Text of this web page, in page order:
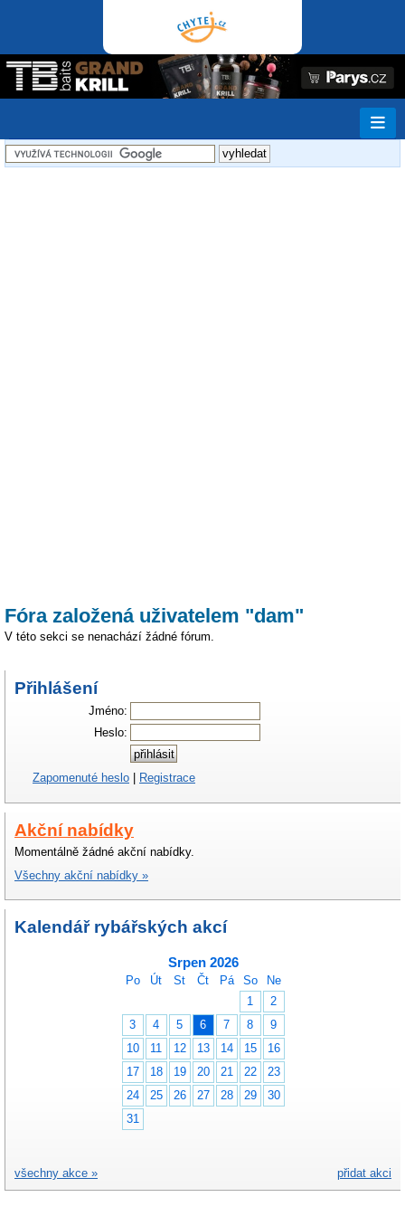
Fóra založená uživatelem "dam"
V této sekci se nenachází žádné fórum.
Přihlášení
Jméno:
Heslo:
Zapomenuté heslo Registrace
Akční nabídky
Momentálně žádné akční nabídky.
Všechny akční nabídky »
Kalendář rybářských akcí
Srpen 2026
Po Út St Čt Pá So
Ne
1
2
3
4 5 6 7 8
9
10
11 12 13 14 15
16
17
18 19 20 21 22
23
24
25 26 27 28 29
30
31
přidat akci
všechny akce »